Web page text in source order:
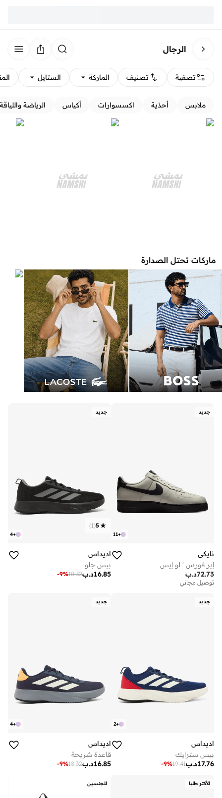
الرجال
تصفية تصنيف الماركة الستايل
ملابس أحذية اكسسوارات أكياس الرياضة
ماركات تحتل الصدارة
جديد
+
11
نايكي
إير فورس ' لو إيس
د.ب72.73
توصيل مجاني
جديد
+
4
5
(
1
)
اديداس
بيس جلو
د.ب16.85
18.32
-9%
جديد
+
2
اديداس
بيس سترايك
د.ب17.76
19.41
-9%
جديد
+
4
اديداس
قاعدة شريحة
د.ب16.85
18.32
-9%
الأكثر طلبا للجنسين